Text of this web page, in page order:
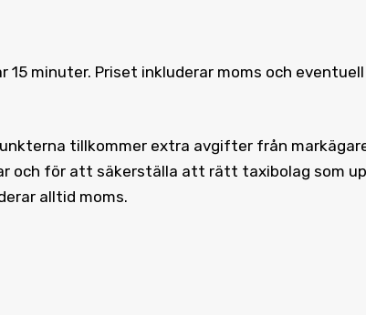
minuter. Priset inkluderar moms och
tillkommer extra avgifter från
och för att säkerställa att rätt taxibolag som
alltid moms.